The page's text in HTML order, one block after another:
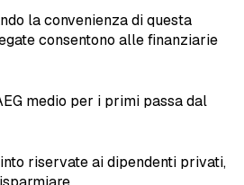
la convenienza di questa
consentono alle finanziarie
medio per i primi passa dal
riservate ai dipendenti privati,